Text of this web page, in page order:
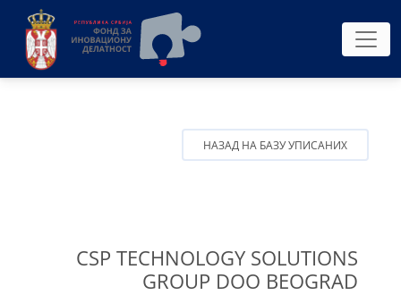
НАЗАД НА БАЗУ УПИСАНИХ
CSP TECHNOLOGY SOLUTIONS
GROUP DOO BEOGRAD